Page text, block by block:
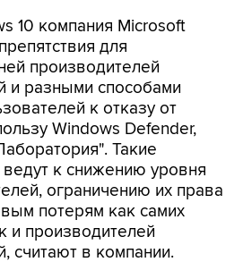
10 компания Microsoft
для
производителей
и разными способами
к отказу от
Windows Defender,
Такие
к снижению уровня
ограничению их права
потерям как самих
и производителей
считают в компании.